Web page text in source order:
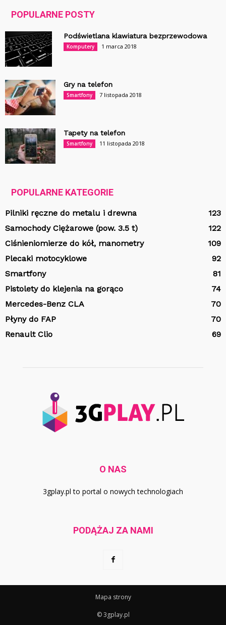
POPULARNE POSTY
Podświetlana klawiatura bezprzewodowa
Komputery 1 marca 2018
Gry na telefon
Smartfony 7 listopada 2018
Tapety na telefon
Smartfony 11 listopada 2018
POPULARNE KATEGORIE
Pilniki ręczne do metalu i drewna
123
Samochody Ciężarowe (pow. 3.5 t)
122
Ciśnieniomierze do kół, manometry
109
Plecaki motocyklowe
92
Smartfony
81
Pistolety do klejenia na gorąco
74
Mercedes-Benz CLA
70
Płyny do FAP
70
Renault Clio
69
O NAS
3gplay.pl to portal o nowych technologiach
PODĄŻAJ ZA NAMI
Mapa strony
© 3gplay.pl